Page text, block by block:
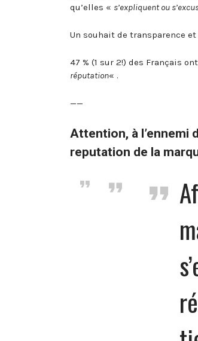
qu’elles « s’expliquent ou
Un souhait de transparence
47 % (1 sur 2!) des Français
réputation« .
——
Attention, à l’ennemi
reputation de la